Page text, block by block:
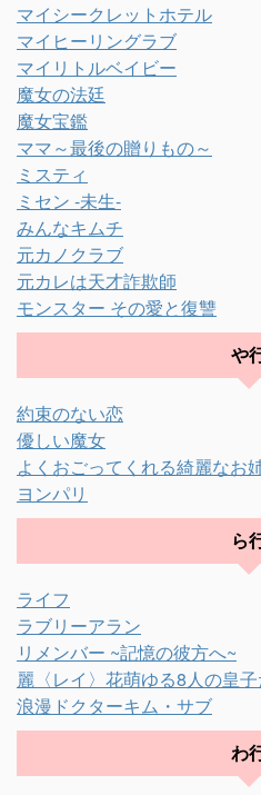
マイシークレットホテル
マイヒーリングラブ
マイリトルベイビー
魔女の法廷
魔女宝鑑
ママ～最後の贈りもの～
ミスティ
ミセン -未生-
みんなキムチ
元カノクラブ
元カレは天才詐欺師
モンスター その愛と復讐
や
約束のない恋
優しい魔女
よくおごってくれる綺麗なお
ヨンパリ
ら
ライフ
ラブリーアラン
リメンバー ~記憶の彼方へ~
麗〈レイ〉花萌ゆる8人の皇子
浪漫ドクターキム・サブ
わ